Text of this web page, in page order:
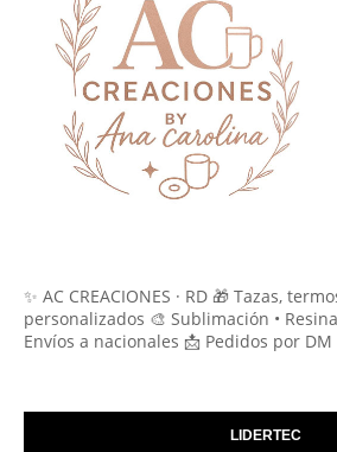
✨ AC CREACIONES · RD 🎁 Tazas,
personalizados 🎨 Sublimación •
Envíos a nacionales 📩 Pedidos por DM
LIDERTEC